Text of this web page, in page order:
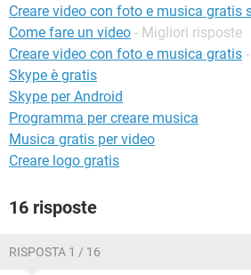
Creare video con foto e musica gratis
Come fare un video - Migliori risposte
Creare video con foto e musica gratis
Skype è gratis
Skype per Android
Programma per creare musica
Musica gratis per video
Creare logo gratis
16 risposte
RISPOSTA 1 / 16